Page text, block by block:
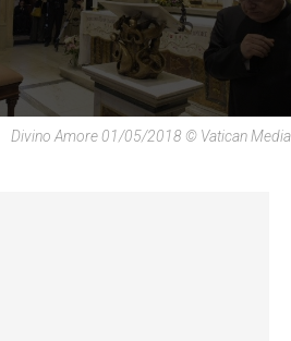
Divino Amore 01/05/2018 © Vatican Media